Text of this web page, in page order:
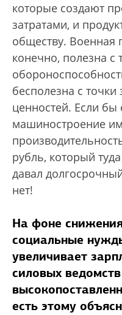
которые создают
затратами, и
обществу. Военная
конечно, полезна с
бесполезна с
ценностей. Если
машиностроение
рубль, который
давал
нет!
На фоне
социальные
увеличивает
силовых
есть этому